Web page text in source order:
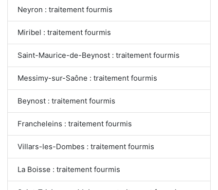
Neyron : traitement fourmis
Miribel : traitement fourmis
Saint-Maurice-de-Beynost : traitement fourmis
Messimy-sur-Saône : traitement fourmis
Beynost : traitement fourmis
Francheleins : traitement fourmis
Villars-les-Dombes : traitement fourmis
La Boisse : traitement fourmis